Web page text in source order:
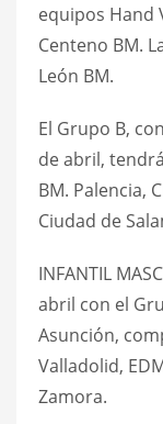
equipos Hand
Centeno BM.
León BM.
El Grupo B,
de abril,
BM. Palencia,
Ciudad de
INFANTIL
abril con el
Asunción,
Valladolid,
Zamora.